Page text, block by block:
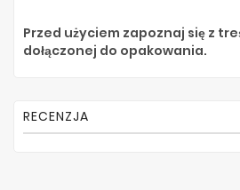
Przed użyciem zapoznaj się z
dołączonej do opakowania.
RECENZJA